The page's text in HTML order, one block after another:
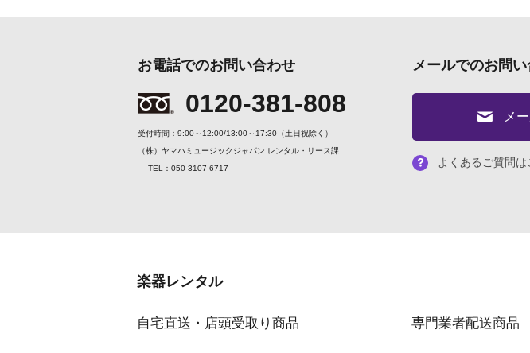
お電話でのお問い合わせ
0120-381-808
受付時間：9:00～12:00/13:00～17:30（土日祝除く）
（株）ヤマハミュージックジャパン レンタル・リース課
TEL：050-3107-6717
メールでのお問
メ
よくあるご質問は
楽器レンタル
自宅直送・店頭受取り商品 専門業者配送商品